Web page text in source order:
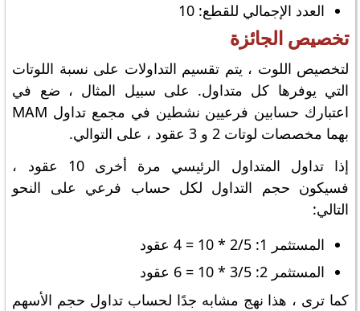
العدد الإجمالي للقطع: 10
تخصيص الجائزة
لتخصيص اللوت ، يتم تقسيم التداولات على نسبة اللوتات
التي يوفرها كل متداول. على سبيل المثال ، ضع في
اعتبارك حسابين فرعيين نشطين في مجمع تداول MAM
بهما مخصصات لوتات 2 و 3 عقود ، على التوالي.
إذا تداول المتداول الرئيسي مرة أخرى 10 عقود ،
فسيكون حجم التداول لكل حساب فرعي على النحو
التالي:
المستثمر 1: 2/5 * 10 = 4 عقود
المستثمر 2: 3/5 * 10 = 6 عقود
كما ترى ، هذا نهج مشابه جدًا لحساب تداول حجم الأسهم